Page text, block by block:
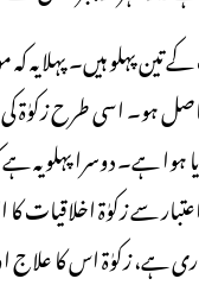
کے تین پہلو ہیں۔ پہلا
ہو۔ اسی طرح زکوٰۃ
ہوا ہے۔ دوسرا پہلو
سے زکوٰۃ اخلاقیات
ہے، زکوٰۃ اس کا